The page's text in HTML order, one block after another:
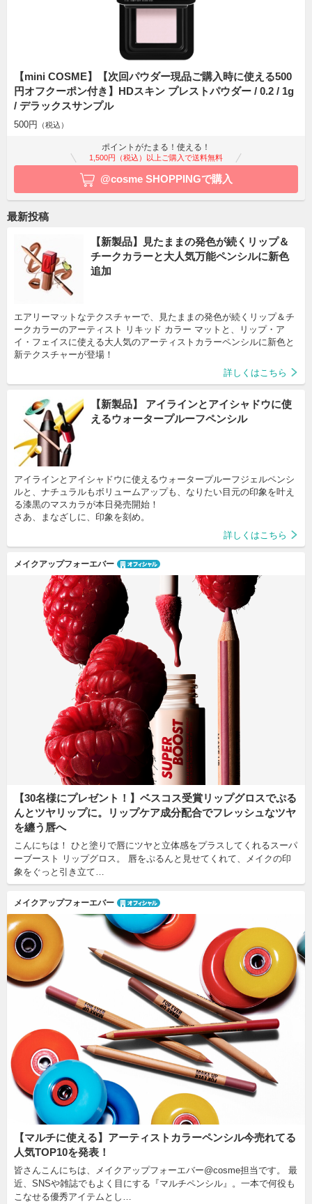
【mini COSME】【次回パウダー現品ご購入時に使える500
円オフクーポン付き】HDスキン プレストパウダー / 0.2 / 1g
/ デラックスサンプル
500円 （税込）
ポイントがたまる！使える！
1,500円（税込）以上ご購入で送料無料
@cosme SHOPPINGで購入
最新投稿
【新製品】見たままの発色が続くリップ＆
チークカラーと大人気万能ペンシルに新色
追加
エアリーマットなテクスチャーで、見たままの発色が続くリップ＆チ
ークカラーのアーティスト リキッド カラー マットと、リップ・ア
イ・フェイスに使える大人気のアーティストカラーペンシルに新色と
詳しくはこちら
【新製品】 アイラインとアイシャドウに使
えるウォータープルーフペンシル
アイラインとアイシャドウに使えるウォータープルーフジェルペンシ
ルと、ナチュラルもボリュームアップも、なりたい目元の印象を叶え
る漆黒のマスカラが本日発売開始！
さあ、まなざしに、印象を刻め。
詳しくはこちら
メイクアップフォーエバー
【30名様にプレゼント！】ベスコス受賞リップグロスでぷる
んとツヤリップに。リップケア成分配合でフレッシュなツヤ
を纏う唇へ
こんにちは！ ひと塗りで唇にツヤと立体感をプラスしてくれるスーパ
ーブースト リップグロス。 唇をぷるんと見せてくれて、メイクの印
象をぐっと引き立て…
メイクアップフォーエバー
【マルチに使える】アーティストカラーペンシル今売れてる
人気TOP10を発表！
皆さんこんにちは、メイクアップフォーエバー@cosme担当です。 最
近、SNSや雑誌でもよく目にする『マルチペンシル』。一本で何役も
こなせる優秀アイテムとし…